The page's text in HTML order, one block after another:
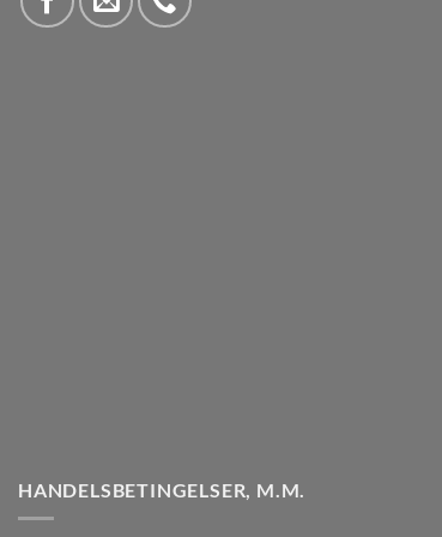
HANDELSBETINGELSER, M.M.